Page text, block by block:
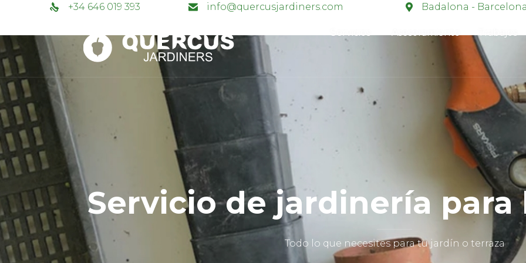
+34 646 019 393 info@quercusjardiners.com
Badalona - Barcelona
Servicios Asesoramiento Trabajos
Servicio de jardinería para
Todo lo que necesites para tu jardín o terraza